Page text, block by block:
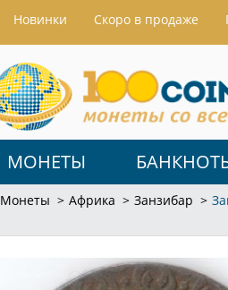
Hовинки Скоро в продаже
МОНЕТЫ
Монеты Африка Занзибар